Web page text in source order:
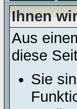
Ihnen
Aus
diese
Sie